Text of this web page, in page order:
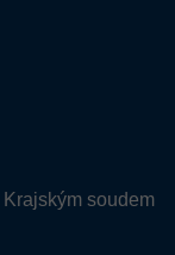
Krajským soudem